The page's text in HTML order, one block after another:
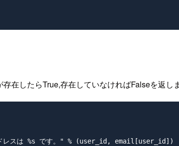
在したらTrue,存在していなければFalseを返し
は %s です。" % (user_id, email[user_id])